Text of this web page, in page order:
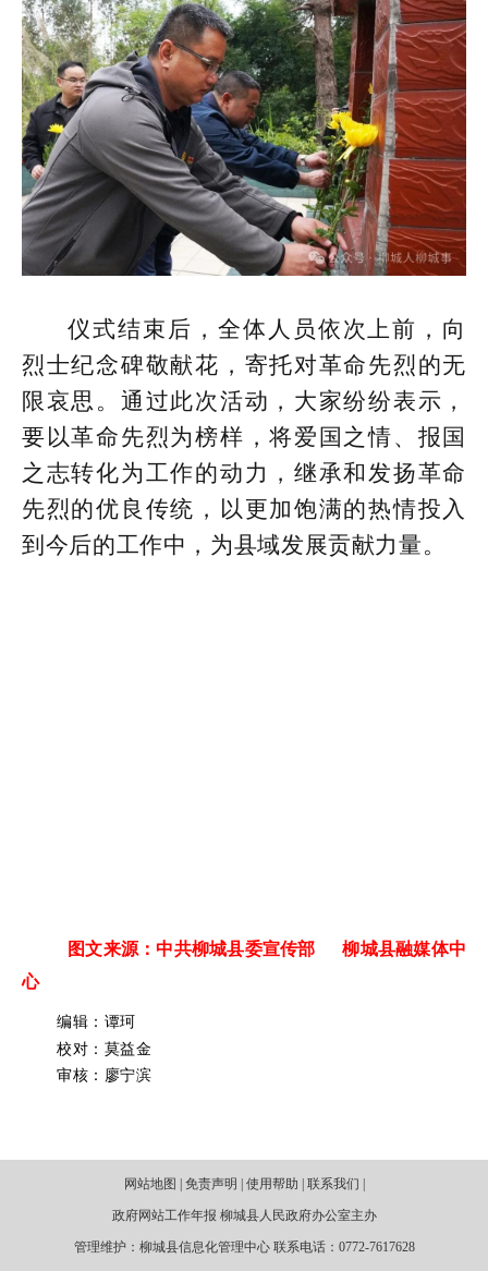
仪式结束后，全体人员依次上前，向
烈士纪念碑敬献花，寄托对革命先烈的无
限哀思。通过此次活动，大家纷纷表示，
要以革命先烈为榜样，将爱国之情、报国
之志转化为工作的动力，继承和发扬革命
先烈的优良传统，以更加饱满的热情投入
到今后的工作中，为县域发展贡献力量。
图文来源：中共柳城县委宣传部 柳城县融媒体中
心
编辑：谭珂
校对：莫益金
审核：廖宁滨
网站地图 | 免责声明 | 使用帮助 | 联系我们 |
政府网站工作年报 柳城县人民政府办公室主办
管理维护：柳城县信息化管理中心 联系电话：0772-7617628